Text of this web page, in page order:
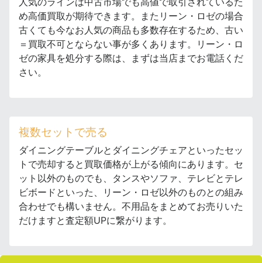
め高価買取が期待できます。またリーン・ロゼの場合
古くても今なお人気の商品も多数存在するため、古い
＝買取不可とならない事が多くあります。リーン・ロ
ゼの家具を処分する際は、まずは当店までお電話くだ
さい。
複数セットで売る
ダイニングテーブルとダイニングチェアといったセッ
トで売却すると買取価格が上がる傾向にあります。セ
ット以外のものでも、タンスやソファ、テレビとテレ
ビボードといった、リーン・ロゼ以外のものとの組み
合わせでも構いません。不用品をまとめてお売りいた
だけますと査定額UPに繋がります。